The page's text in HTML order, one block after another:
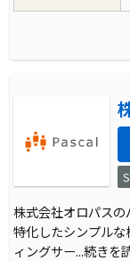
株式会社オロパス
特化したシンプルな
ィングサー...続きを